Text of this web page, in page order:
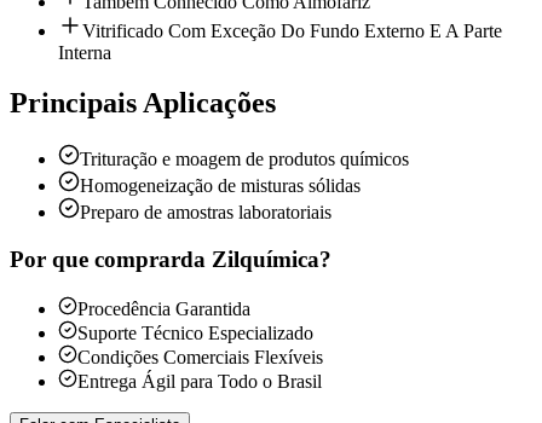
Vitrificado Com Exceção Do Fundo Externo E A Parte
Interna
Principais Aplicações
Trituração e moagem de produtos químicos
Homogeneização de misturas sólidas
Preparo de amostras laboratoriais
Por que comprarda Zilquímica?
Procedência Garantida
Suporte Técnico Especializado
Condições Comerciais Flexíveis
Entrega Ágil para Todo o Brasil